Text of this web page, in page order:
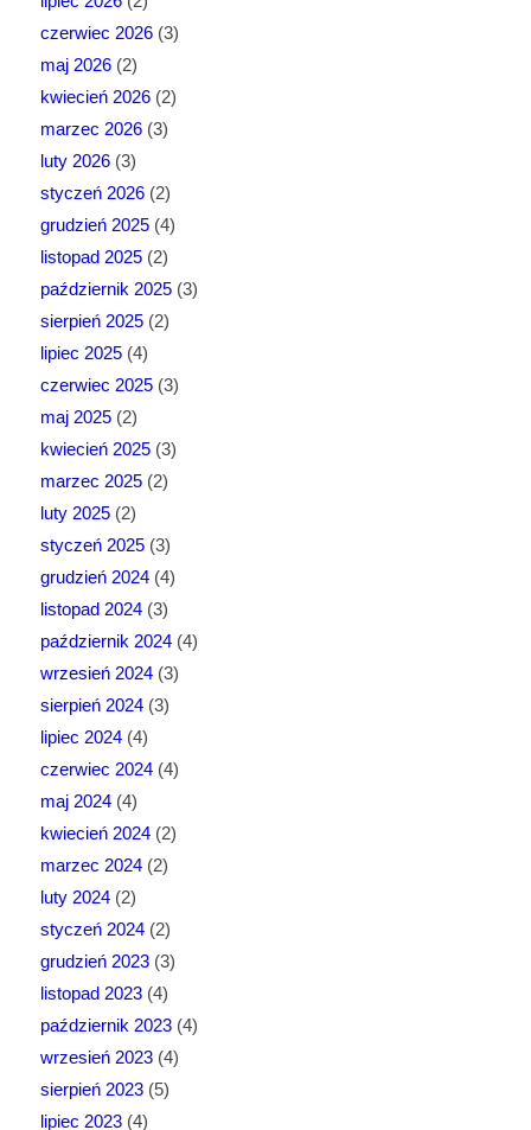
czerwiec 2026(3)
maj 2026(2)
kwiecień 2026(2)
marzec 2026(3)
luty 2026(3)
styczeń 2026(2)
grudzień 2025(4)
listopad 2025(2)
październik 2025(3)
sierpień 2025(2)
lipiec 2025(4)
czerwiec 2025(3)
maj 2025(2)
kwiecień 2025(3)
marzec 2025(2)
luty 2025(2)
styczeń 2025(3)
grudzień 2024(4)
listopad 2024(3)
październik 2024(4)
wrzesień 2024(3)
sierpień 2024(3)
lipiec 2024(4)
czerwiec 2024(4)
maj 2024(4)
kwiecień 2024(2)
marzec 2024(2)
luty 2024(2)
styczeń 2024(2)
grudzień 2023(3)
listopad 2023(4)
październik 2023(4)
wrzesień 2023(4)
sierpień 2023(5)
lipiec 2023(4)